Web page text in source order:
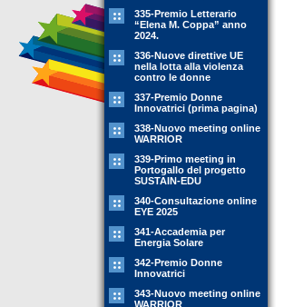
335-Premio Letterario
“Elena M. Coppa” anno
2024.
336-Nuove direttive UE
nella lotta alla violenza
contro le donne
337-Premio Donne
Innovatrici (prima pagina)
338-Nuovo meeting online
WARRIOR
339-Primo meeting in
Portogallo del progetto
SUSTAIN-EDU
340-Consultazione online
EYE 2025
341-Accademia per
Energia Solare
342-Premio Donne
Innovatrici
343-Nuovo meeting online
WARRIOR